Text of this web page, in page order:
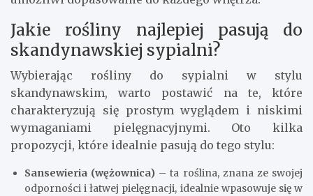
Jakie rośliny najlepiej pasują do
skandynawskiej sypialni?
Wybierając rośliny do sypialni w stylu
skandynawskim, warto postawić na te, które
charakteryzują się prostym wyglądem i niskimi
wymaganiami pielęgnacyjnymi. Oto kilka
propozycji, które idealnie pasują do tego stylu:
Sansewieria (wężownica) – ta roślina, znana ze swojej
odporności i łatwej pielęgnacji, idealnie wpasowuje się w